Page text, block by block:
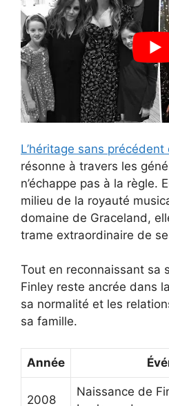
L’héritage sans précédent
résonne à travers les
n’échappe pas à la règle.
milieu de la royauté
domaine de Graceland,
trame extraordinaire de
Tout en reconnaissant sa
Finley reste ancrée dans
sa normalité et les
sa famille.
Année
2008
Naissance de